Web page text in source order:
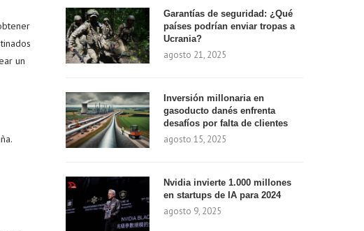
un
Garantías de seguridad: ¿Qué
países podrían enviar tropas a
Ucrania?
agosto 21, 2025
Inversión millonaria en
gasoducto danés enfrenta
desafíos por falta de clientes
agosto 15, 2025
Nvidia invierte 1.000 millones
en startups de IA para 2024
agosto 9, 2025